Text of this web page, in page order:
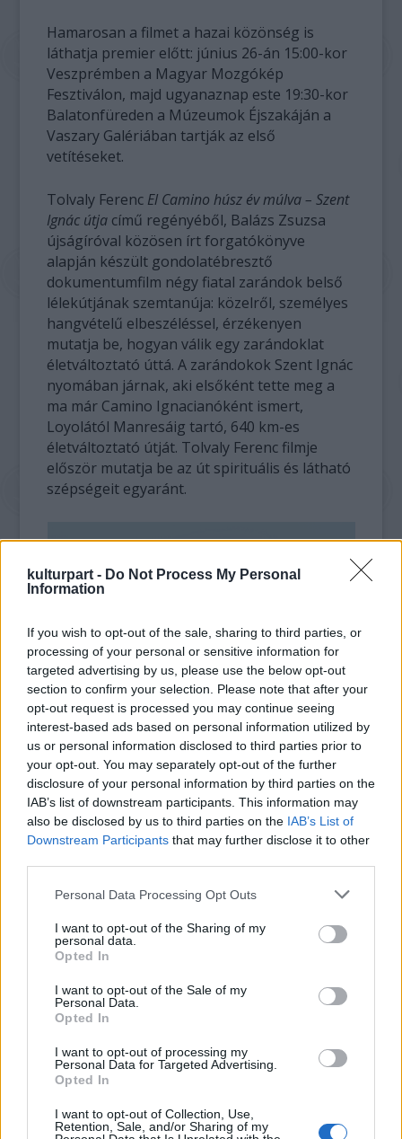
kulturpart - Do Not Process My Personal
Information
If you wish to opt-out of the sale, sharing to third parties, or
processing of your personal or sensitive information for
targeted advertising by us, please use the below opt-out
section to confirm your selection. Please note that after your
opt-out request is processed you may continue seeing
interest-based ads based on personal information utilized by
us or personal information disclosed to third parties prior to
your opt-out. You may separately opt-out of the further
disclosure of your personal information by third parties on the
IAB’s list of downstream participants. This information may
also be disclosed by us to third parties on the IAB’s List of
Downstream Participants that may further disclose it to other
Please note that this website/app uses one or more Google
not limited to your visit or usage behaviour. You may click to
grant or deny consent to Google and its third-party tags to
use your data for below specified purposes in below Google
consent section.
Personal Data Processing Opt Outs
I want to opt-out of the Sharing of my
personal data.
Opted In
I want to opt-out of the Sale of my
Personal Data.
Opted In
I want to opt-out of processing my
Personal Data for Targeted Advertising.
Opted In
I want to opt-out of Collection, Use,
Retention, Sale, and/or Sharing of my
Hamarosan a filmet a hazai közönség is
láthatja premier előtt: június 26-án 15:00-kor
Veszprémben a Magyar Mozgókép
Fesztiválon, majd ugyanaznap este 19:30-kor
Balatonfüreden a Múzeumok Éjszakáján a
Vaszary Galériában tartják az első
vetítéseket.
Tolvaly Ferenc El Camino húsz év múlva – Szent
Ignác útja című regényéből, Balázs Zsuzsa
újságíróval közösen írt forgatókönyve
alapján készült gondolatébresztő
dokumentumfilm négy fiatal zarándok belső
lélekútjának szemtanúja: közelről, személyes
hangvételű elbeszéléssel, érzékenyen
mutatja be, hogyan válik egy zarándoklat
életváltoztató úttá. A zarándokok Szent Ignác
nyomában járnak, aki elsőként tette meg a
ma már Camino Ignacianóként ismert,
Loyolától Manresáig tartó, 640 km-es
életváltoztató útját. Tolvaly Ferenc filmje
először mutatja be az út spirituális és látható
szépségeit egyaránt.
Megmutatni a láthatatlant, elmerülni a
csendben – nem kevesebbre vállalkozik a
saját magunk megismerésére és
megértésére ösztönző 90 perces
zarándokfilm. A Szent Ignác útja főszereplője
a fiatal zarándokok lélek-útikalauza, José Luis
Iriberri SJ jezsuita szerzetes, akinek a magyar
változatban Hegedűs D. Géza kölcsönzi a
hangját.
A spanyolországi történelmi helyszíneken, a
pandémia miatt elnéptelenedett városokban
vallásos nézőkhöz szól: az önismeret, az
önfejlesztés minden tudatos ember sajátja,
idején – nagyobb jelentősége van, mint
valaha. A film üzenetet hordoz az önmagukat
érdeklődőknek és a mély lelkiséget